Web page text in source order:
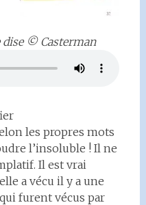
© Casterman
les propres mots
l’insoluble ! Il ne
Il est vrai
a vécu il y a une
furent vécus par